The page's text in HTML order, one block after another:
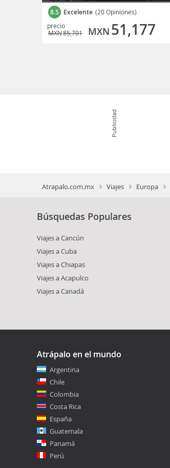
8.5 Excelente (20 Opiniones)
precio
MXN85,701 MXN 51,177
Publicidad
Atrapalo.com.mx Viajes Europa
Búsquedas Populares
Viajes a Cancún
Viajes a Cuba
Viajes a Chiapas
Viajes a Acapulco
Viajes a Canadá
Atrápalo en el mundo
Argentina
Chile
Colombia
Costa Rica
España
Guatemala
Panamá
Perú